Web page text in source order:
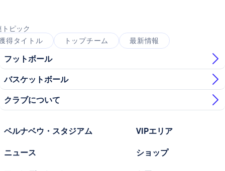
トピック
得タイトル
トップチーム 最新情報
フットボール
バスケットボール
クラブについて
ベルナベウ・スタジアム
ニュース
VIPエリア
ショップ